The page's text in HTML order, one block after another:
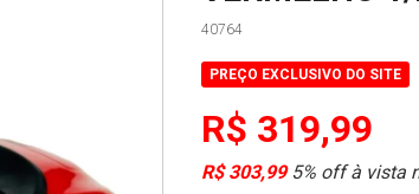
40764
PREÇO EXCLUSIVO DO SITE
R$ 319,99
R$ 303,995% off à vista